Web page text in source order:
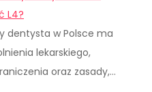
L4?
dentysta w Polsce ma
lekarskiego,
oraz zasady,…